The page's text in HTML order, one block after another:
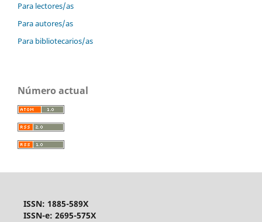
Para lectores/as
Para autores/as
Para bibliotecarios/as
Número actual
ISSN: 1885-589X
ISSN-e: 2695-575X